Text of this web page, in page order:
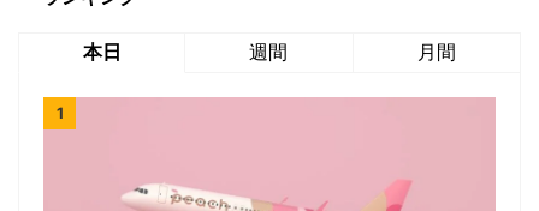
本日 週間 月間